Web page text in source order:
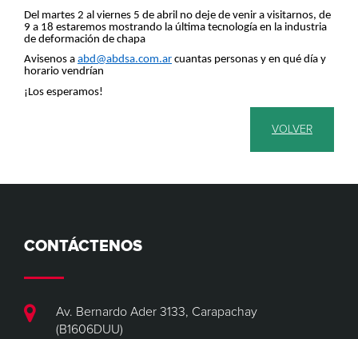
Del martes 2 al viernes 5 de abril no deje de venir a visitarnos, de
9 a 18 estaremos mostrando la última tecnología en la industria
de deformación de chapa
Avisenos a abd@abdsa.com.ar cuantas personas y en qué día y
horario vendrían
¡Los esperamos!
VOLVER
CONTÁCTENOS
Av. Bernardo Ader 3133, Carapachay
(B1606DUU)